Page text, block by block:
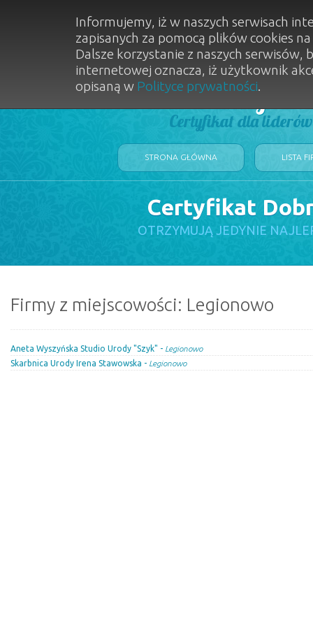
Dobry
Certyfikat dla
STRONA GŁÓWNA LISTA
Certyfikat
OTRZYMUJĄ JEDYNIE
Firmy z miejscowości: Legionowo
Aneta Wyszyńska Studio Urody "Szyk" - Legionowo
Skarbnica Urody Irena Stawowska - Legionowo
Informujemy, iż w naszych serwisach
zapisanych za pomocą plików cookies
Dalsze korzystanie z naszych
internetowej oznacza, iż użytkownik
opisaną w Polityce prywatności.